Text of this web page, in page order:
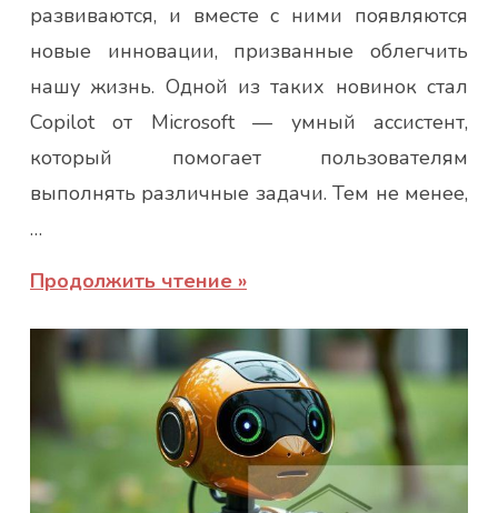
развиваются, и вместе с ними появляются
новые инновации, призванные облегчить
нашу жизнь. Одной из таких новинок стал
Copilot от Microsoft — умный ассистент,
который помогает пользователям
выполнять различные задачи. Тем не менее,
…
Продолжить чтение